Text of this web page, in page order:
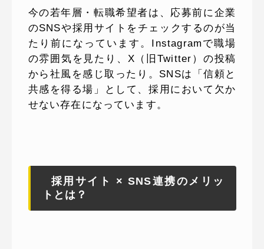
今の若年層・転職希望者は、応募前に企業
のSNSや採用サイトをチェックするのが当
たり前になっています。Instagramで職場
の雰囲気を見たり、X（旧Twitter）の投稿
から社風を感じ取ったり。SNSは「信頼と
共感を得る場」として、採用において欠か
せない存在になっています。
採用サイト × SNS連携のメリッ
トとは？